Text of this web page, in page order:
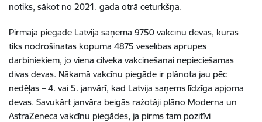
notiks, sākot no 2021. gada otrā ceturkšņa.
Pirmajā piegādē Latvija saņēma 9750 vakcīnu devas, kuras
tiks nodrošinātas kopumā 4875 veselības aprūpes
darbiniekiem, jo viena cilvēka vakcinēšanai nepieciešamas
divas devas. Nākamā vakcīnu piegāde ir plānota jau pēc
nedēļas – 4. vai 5. janvārī, kad Latvija saņems līdzīga apjoma
devas. Savukārt janvāra beigās ražotāji plāno Moderna un
AstraZeneca vakcīnu piegādes, ja pirms tam pozitīvi